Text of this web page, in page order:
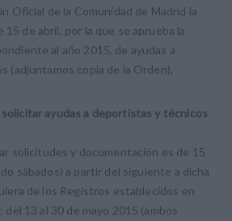
Oficial de la Comunidad de Madrid la
de abril, por la que se aprueba la
al año 2015, de ayudas a
(adjuntamos copia de la Orden).
ayudas a deportistas y técnicos
solicitudes y documentación es de 15
sábados) a partir del siguiente a dicha
de los Registros establecidos en
del 13 al 30 de mayo 2015 (ambos